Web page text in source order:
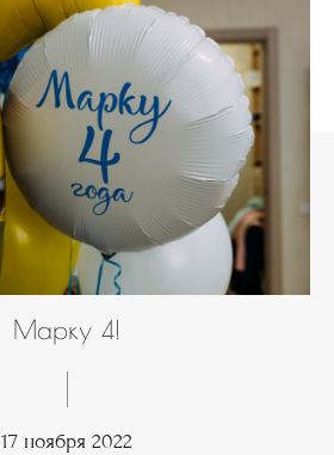
Марку 4!
17 ноября 2022